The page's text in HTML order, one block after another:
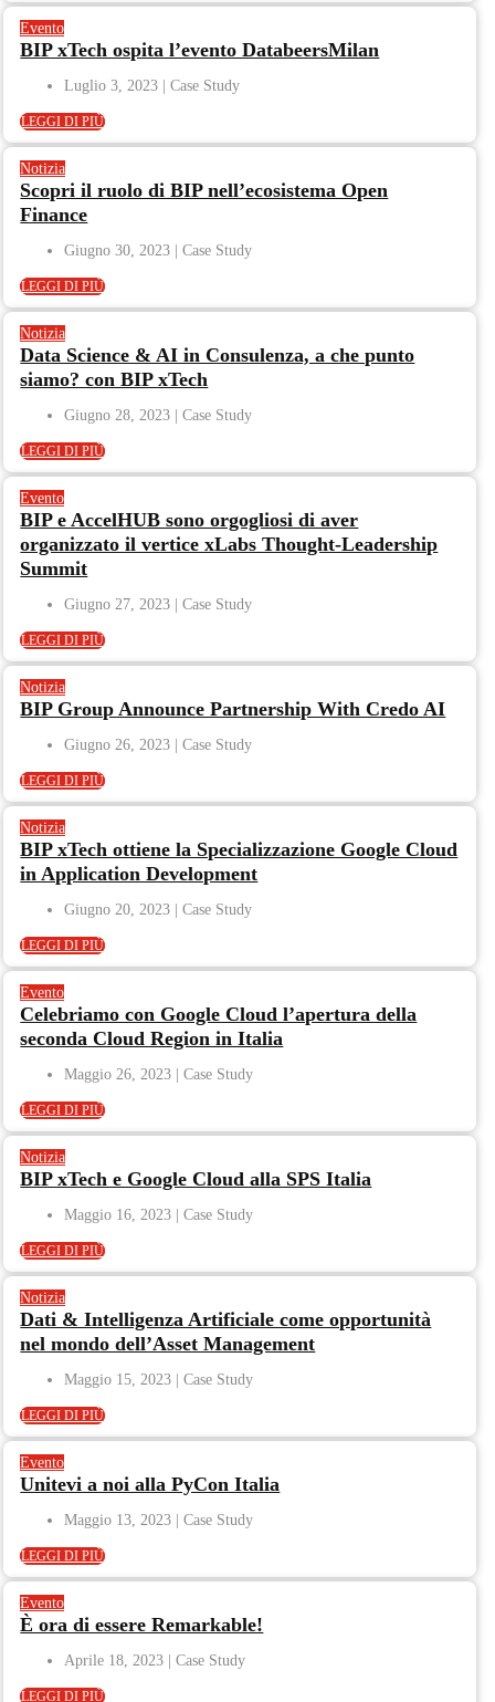
Evento
BIP xTech ospita l’evento DatabeersMilan
Luglio 3, 2023
LEGGI DI PIÙ
Notizia
Scopri il ruolo di BIP nell’ecosistema Open
Finance
Giugno 30, 2023
LEGGI DI PIÙ
Notizia
Data Science & AI in Consulenza, a che punto
siamo? con BIP xTech
Giugno 28, 2023
LEGGI DI PIÙ
Evento
BIP e AccelHUB sono orgogliosi di aver
organizzato il vertice xLabs Thought-Leadership
Summit
Giugno 27, 2023
LEGGI DI PIÙ
Notizia
BIP Group Announce Partnership With Credo AI
Giugno 26, 2023
LEGGI DI PIÙ
Notizia
BIP xTech ottiene la Specializzazione Google Cloud
in Application Development
Giugno 20, 2023
LEGGI DI PIÙ
Evento
Celebriamo con Google Cloud l’apertura della
seconda Cloud Region in Italia
Maggio 26, 2023
LEGGI DI PIÙ
Notizia
BIP xTech e Google Cloud alla SPS Italia
Maggio 16, 2023
LEGGI DI PIÙ
Notizia
Dati & Intelligenza Artificiale come opportunità
nel mondo dell’Asset Management​
Maggio 15, 2023
LEGGI DI PIÙ
Evento
Unitevi a noi alla PyCon Italia
Maggio 13, 2023
LEGGI DI PIÙ
Evento
È ora di essere Remarkable!
Aprile 18, 2023
LEGGI DI PIÙ